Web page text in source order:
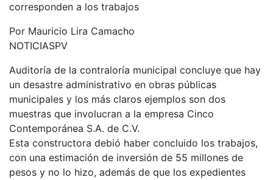
corresponden a los trabajos
Por Mauricio Lira Camacho
NOTICIASPV
Auditoría de la contraloría municipal concluye que hay
un desastre administrativo en obras públicas
municipales y los más claros ejemplos son dos
muestras que involucran a la empresa Cinco
Contemporánea S.A. de C.V.
Esta constructora debió haber concluido los trabajos,
con una estimación de inversión de 55 millones de
pesos y no lo hizo, además de que los expedientes